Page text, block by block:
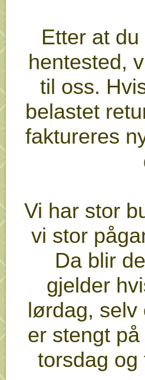
Etter at
hentested,
til oss.
belastet
faktureres
Vi har stor
vi stor
Da blir
gjelder
lørdag, selv
er stengt
torsdag og